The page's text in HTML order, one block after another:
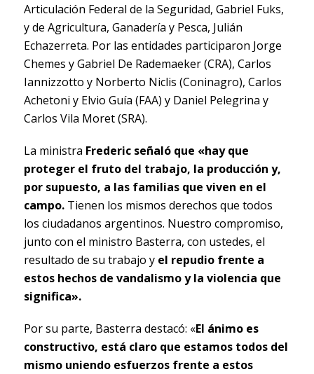
Articulación Federal de la Seguridad, Gabriel Fuks,
y de Agricultura, Ganadería y Pesca, Julián
Echazerreta. Por las entidades participaron Jorge
Chemes y Gabriel De Rademaeker (CRA), Carlos
Iannizzotto y Norberto Niclis (Coninagro), Carlos
Achetoni y Elvio Guía (FAA) y Daniel Pelegrina y
Carlos Vila Moret (SRA).
La ministra Frederic señaló que «hay que
proteger el fruto del trabajo, la producción y,
por supuesto, a las familias que viven en el
campo.Tienen los mismos derechos que todos
los ciudadanos argentinos. Nuestro compromiso,
junto con el ministro Basterra, con ustedes, el
resultado de su trabajo y el repudio frente a
estos hechos de vandalismo y la violencia que
significa».
Por su parte, Basterra destacó: «El ánimo es
constructivo, está claro que estamos todos del
mismo uniendo esfuerzos frente a estos